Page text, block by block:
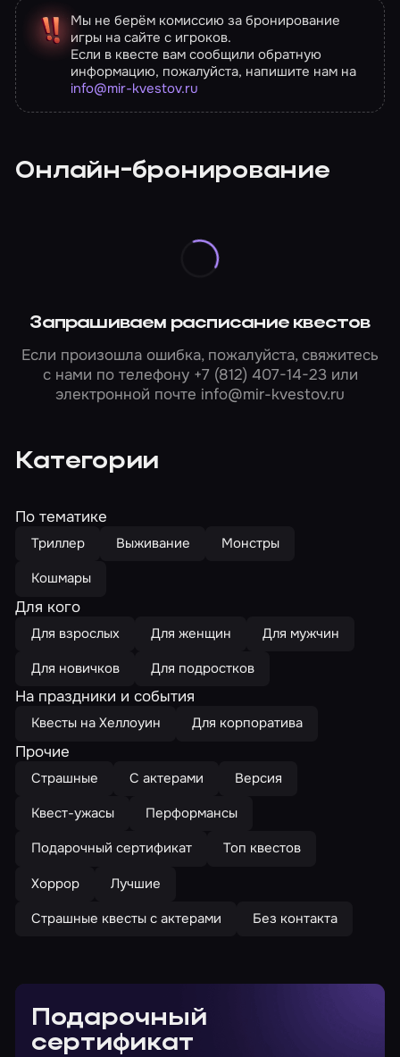
Мы не берём комиссию за бронирование
игры на сайте с игроков.
Если в квесте вам сообщили обратную
информацию, пожалуйста, напишите нам на
info@mir-kvestov.ru
Онлайн-бронирование
Запрашиваем расписание квестов
Если произошла ошибка, пожалуйста, свяжитесь
с нами по телефону +7 (812) 407-14-23или
электронной почте info@mir-kvestov.ru
Категории
По тематике
Триллер Выживание
Монстры
Кошмары
Для кого
Для взрослых Для женщин
Для мужчин
Для новичков
Для подростков
На праздники и события
Квесты на Хеллоуин Для корпоратива
Прочие
Страшные С актерами
Версия
Квест-ужасы
Перформансы
Подарочный сертификат
Топ квестов
Хоррор
Лучшие
Страшные квесты с актерами
Без контакта
Подарочный
сертификат